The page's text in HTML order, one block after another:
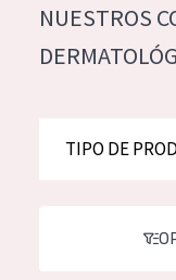
Hidratación y
Reducción de
Firmeza
TIPO DE
German
Spanish
NUESTROS
TIPO DE